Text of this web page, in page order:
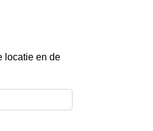
locatie en de